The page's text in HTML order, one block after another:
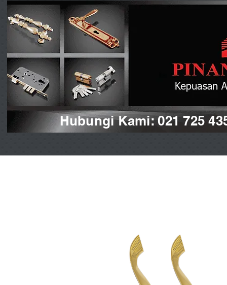
Hubungi Kami: 021 725